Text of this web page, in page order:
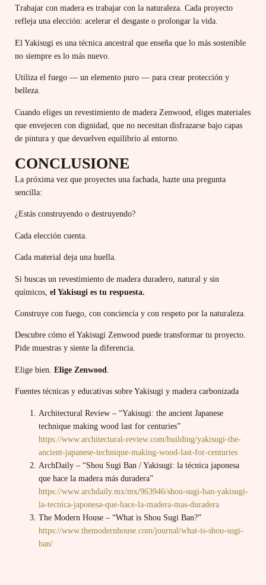
Trabajar con madera es trabajar con la naturaleza. Cada proyecto
refleja una elección: acelerar el desgaste o prolongar la vida.
El Yakisugi es una técnica ancestral que enseña que lo más sostenible
no siempre es lo más nuevo.
Utiliza el fuego — un elemento puro — para crear protección y
belleza.
Cuando eliges un revestimiento de madera Zenwood, eliges materiales
que envejecen con dignidad, que no necesitan disfrazarse bajo capas
de pintura y que devuelven equilibrio al entorno.
CONCLUSIONE
La próxima vez que proyectes una fachada, hazte una pregunta
sencilla:
¿Estás construyendo o destruyendo?
Cada elección cuenta.
Cada material deja una huella.
Si buscas un revestimiento de madera duradero, natural y sin
químicos, el Yakisugi es tu respuesta.
Construye con fuego, con conciencia y con respeto por la naturaleza.
Descubre cómo el Yakisugi Zenwood puede transformar tu proyecto.
Pide muestras y siente la diferencia.
Elige bien. Elige Zenwood
Fuentes técnicas y educativas sobre Yakisugi y madera carbonizada
Architectural Review – “Yakisugi: the ancient Japanese
technique making wood last for centuries”
https://www.architectural-review.com/building/yakisugi-the-
ancient-japanese-technique-making-wood-last-for-centuries
ArchDaily – “Shou Sugi Ban / Yakisugi: la técnica japonesa
que hace la madera más duradera”
https://www.archdaily.mx/mx/963946/shou-sugi-ban-yakisugi-
la-tecnica-japonesa-que-hace-la-madera-mas-duradera
The Modern House – “What is Shou Sugi Ban?”
https://www.themodernhouse.com/journal/what-is-shou-sugi-
ban/